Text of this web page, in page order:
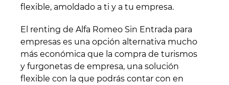
flexible, amoldado a ti y a tu empresa.
El renting de Alfa Romeo Sin Entrada para
empresas es una opción alternativa mucho
más económica que la compra de turismos
y furgonetas de empresa, una solución
flexible con la que podrás contar con en